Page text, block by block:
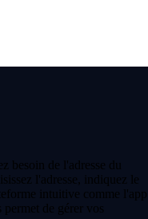
besoin de l'adresse du
l'adresse, indiquez le
intuitive comme l'app
de gérer vos